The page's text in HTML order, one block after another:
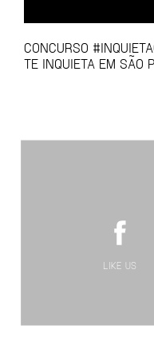
CONCURSO
TE INQUIETA EM SÃO
LIKE US